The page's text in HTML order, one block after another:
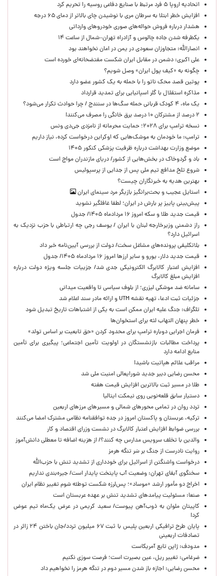
اتحادیه اروپا ۵ فرد مرتبط با صنایع دفاعی روسیه را تحریم کرد
افزایش خطر ابتلا به سرطان مری با نوشیدن چای بالاتر از دمای ۶۵ درجه
هشدار درباره فروش حواله‌های صوری خودروهای وارداتی
یکطرفه شدن جاده چالوس و آزادراه تهران–شمال از ساعت ۱۴
انصارالله: متجاوزان سعودی در یمن در امان نخواهند بود
علی اکبری: دشمن در مقابل ایران شکست مفتضحانه‌ای خورده است
چگونه به «کیف پول ایران» وصل شویم؟
پوتین قصد محک ناتو را با حمله به یک کشور عضو دارد
مذاکره استقلال با گلر اسپانیایی برای تمدید قرارداد
یک ماه، ۴ کودک قربانی حمله سگ‌ها در سنندج / چرا حوادث تکرار می‌شود؟
۲ درصد از مشترکان ۱۰ درصد برق خانگی را مصرف می‌کنند!
نسخه ترامپ برای ۲۰۲۸؛ حمایت محرمانه از نامزدی جی‌دی ونس
ترامپ: ما خودمان به موشک‌هایی که اوکراین درخواست کرده، نیاز داریم
موضع وزارت بهداشت درباره ظرفیت پزشکی کنکور ۱۴۰۵
باد و گردوخاک در بخش‌هایی از کشور/ دریای مازندران مواج است
شروع تلخ مدافع تیم ملی پس از جدایی از پرسپولیس
بهترین هدیه به خبرنگاران چیست؟
استایل عجیب و بحث‌برانگیز بازیگر مرد سینمای ایران
پیش‌بینی پاییز پر بارش در ایران؛ لطفا غافلگیر نشوید
قیمت جدید طلا و سکه امروز ۱۶ مردادماه ۱۴۰۵/ جدول
راز دشمنی وزیرخارجه لبنان با ایران / یوسف رجی چه ارتباطی با حزب نزدیک به
اسرائیل دارد؟
بلاتکلیفی پرونده‌های مشاغل سخت/ دولت از بررسی آیین‌نامه خبر داد
قیمت جدید دلار، یورو و سایر ارزها امروز ۱۶ مردادماه ۱۴۰۵/ جدول
افزایش اعتبار کالابرگ الکترونیکی جدی شد/ جزییات جلسه ویژه دولت درباره
افزایش مبلغ کالابرگ
سامانه ضد موشکی لیزری؛ از بلوف سیاسی تا واقعیت میدانی
جزئیات ثبت ادعا، تهیه نقشه UTM و ارائه مادر سند اعلام شد
تلگراف: جنگ علیه ایران ممکن است به یکی از اشتباهات تاریخ تبدیل شود
خطر پنهان التهاب لثه برای استخوان‌ها
فرمان اجرایی دوباره ترامپ برای محدود کردن «حق تابعیت بر اساس تولد»
پرداخت مطالبات بازنشستگان در اولویت تأمین اجتماعی؛ پیگیری برای تأمین
منابع ادامه دارد
مراقب علائم هپاتیت باشید!
محسن رضایی دبیر جدید شورایعالی امنیت ملی شد
طلا در مسیر ثبت بالاترین افزایش قیمت هفته
دستیار سابق قلعه‌نویی روی نیمکت ایتالیا
تردد روان در تمامی محورهای شمالی و مسیرهای مرزهای اربعین
ترکیه، عربستان و پاکستان امروز در جده توافقنامه نظامی مشترک امضا می‌کنند
بررسی ضوابط افزایش اعتبار کالابرگ در نشست وزرای اقتصاد و کار
والدین با تخلف سرویس مدارس چه کنند؟/ از هزینه اضافه تا معطلی دانش‌آموز
روایت نادرست از جنگ بر سَر تنگه هرمز
درخواست واشنگتن از اسرائیل برای خودداری از تشدید تنش با حزب‌الله
سخنگوی آبفای تهران: وضعیت آب پایتخت پایدار است/ جیره‌بندی نداریم
اخراج دو مأمور ارشد «موساد»؛ پس‌لرزه شکست توطئه شوم تغییر نظام ایران
صنعا: مسئولیت پیامدهای تشدید تنش بر عهده عربستان است
کاپیتان ملوان به ذوب‌آهن پیوست/ سعید کریمی در عرض یک‌ماه تیم عوض
کرد!
پایان طرح ترافیکی اربعین پلیس با ثبت ۶۷ میلیون تردد/جان باختن ۲۴ زائر در
تصادفات اربعینی
مدودف: ژاپن تابع آمریکاست
ضرغامی: تغییر ریل، عین بصیرت است؛ فرصت سوزی نکنیم
محسن رضایی: اجازه باز شدن مسیر دوم در تنگه هرمز را نخواهیم داد